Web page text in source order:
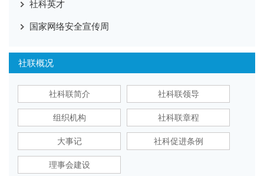
社科英才
国家网络安全宣传周
社联概况
社科联简介 社科联领导
组织机构 社科联章程
大事记 社科促进条例
理事会建设